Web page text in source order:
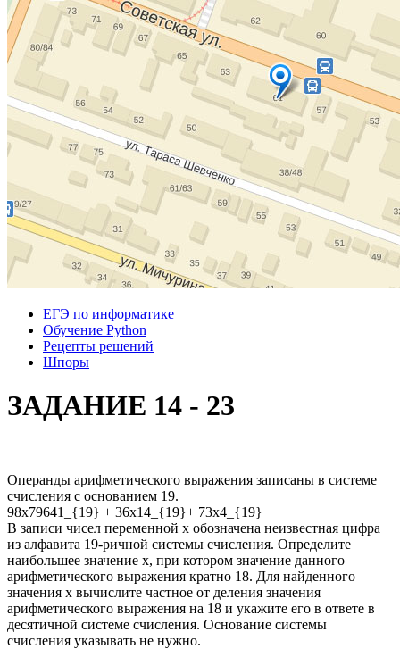
ЕГЭ по информатике
Обучение Python
Рецепты решений
Шпоры
ЗАДАНИЕ 14 - 23
Операнды арифметического выражения записаны в системе
счисления с основанием 19.
98x79641_{19} + 36x14_{19}+ 73x4_{19}
В записи чисел переменной x обозначена неизвестная цифра
из алфавита 19-ричной системы счисления. Определите
наибольшее значение x, при котором значение данного
арифметического выражения кратно 18. Для найденного
значения x вычислите частное от деления значения
арифметического выражения на 18 и укажите его в ответе в
десятичной системе счисления. Основание системы
счисления указывать не нужно.